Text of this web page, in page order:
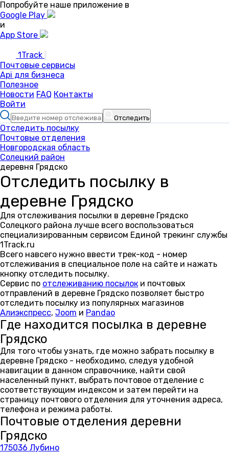
Попробуйте наше приложение в
Google Play
и
App Store
1Track
Почтовые сервисы
Api для бизнеса
Полезное
Новости FAQ Контакты
Войти
Отследить
Отследить посылку
Почтовые отделения
Новгородская область
Солецкий район
деревня Грядско
Отследить посылку в
деревне Грядско
Для отслеживания посылки в деревне Грядско
Солецкого района лучше всего воспользоваться
специализированным сервисом Единой трекинг службы
1Track.ru
Всего навсего нужно ввести трек-код - номер
отслеживания в специальное поле на сайте и нажать
кнопку отследить посылку.
Сервис по отслеживанию посылок и почтовых
отправлений в деревне Грядско позволяет быстро
отследить посылку из популярных магазинов
Алиэкспресс, Joom и Pandao
Где находится посылка в деревне
Грядско
Для того чтобы узнать, где можно забрать посылку в
деревне Грядско - необходимо, следуя удобной
навигации в данном справочнике, найти свой
населенный пункт, выбрать почтовое отделение с
соответствующим индексом и затем перейти на
страницу почтового отделения для уточнения адреса,
телефона и режима работы.
Почтовые отделения деревни
Грядско
175036 Лубино